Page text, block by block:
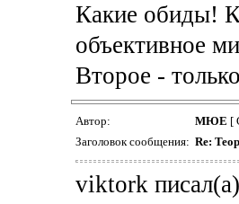
Какие обиды!
объективное
Второе -
Автор: МЮЕ [
Заголовок сообщения: Re:
viktork